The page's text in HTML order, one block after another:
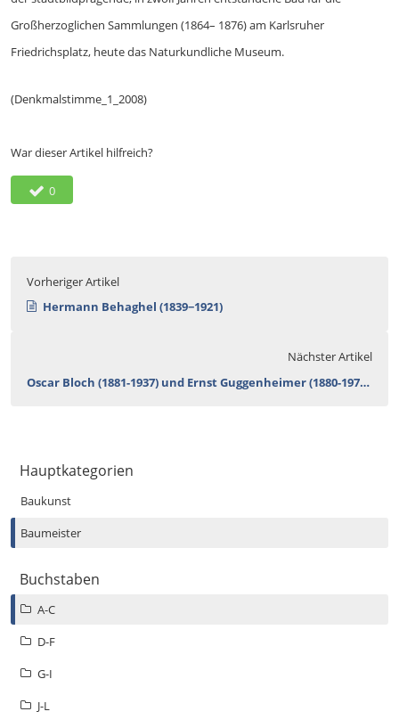
Großherzoglichen Sammlungen (1864– 1876) am Karlsruher
Friedrichsplatz, heute das Naturkundliche Museum.
(Denkmalstimme_1_2008)
War dieser Artikel hilfreich?
0
Vorheriger Artikel
Hermann Behaghel (1839−1921)
Nächster Artikel
Oscar Bloch (1881-1937) und Ernst Guggenheimer (1880-1973)
Hauptkategorien
Baukunst
Baumeister
Buchstaben
A-C
D-F
G-I
J-L